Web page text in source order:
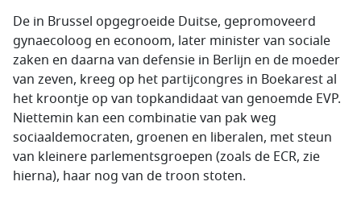
De in Brussel opgegroeide Duitse, gepromoveerd
gynaecoloog en econoom, later minister van sociale
zaken en daarna van defensie in Berlijn en de moeder
van zeven, kreeg op het partijcongres in Boekarest al
het kroontje op van topkandidaat van genoemde EVP.
Niettemin kan een combinatie van pak weg
sociaaldemocraten, groenen en liberalen, met steun
van kleinere parlementsgroepen (zoals de ECR, zie
hierna), haar nog van de troon stoten.